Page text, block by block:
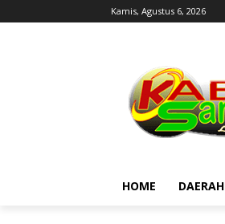
Kamis, Agustus 6, 2026
HOME DAERAH